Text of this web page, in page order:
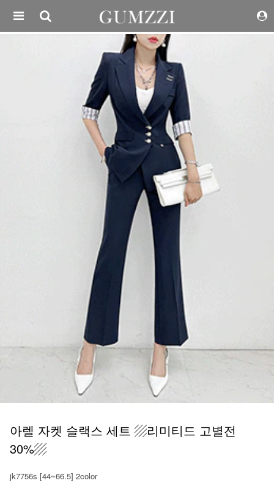
아렐 자켓 슬랙스 세트 ▨리미티드 고별전
30%▨
jk7756s [44~66.5] 2color